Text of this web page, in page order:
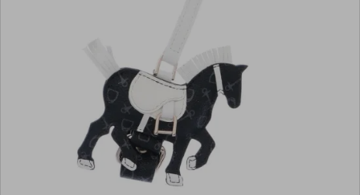
プライバシーポリシー
特定商取引法について